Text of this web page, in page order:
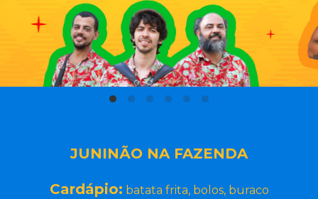
JUNINÃO NA FAZENDA
Cardápio: batata frita, bolos, buraco